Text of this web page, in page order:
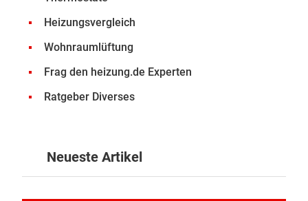
Heizungsvergleich
Wohnraumlüftung
Frag den heizung.de Experten
Ratgeber Diverses
Neueste Artikel